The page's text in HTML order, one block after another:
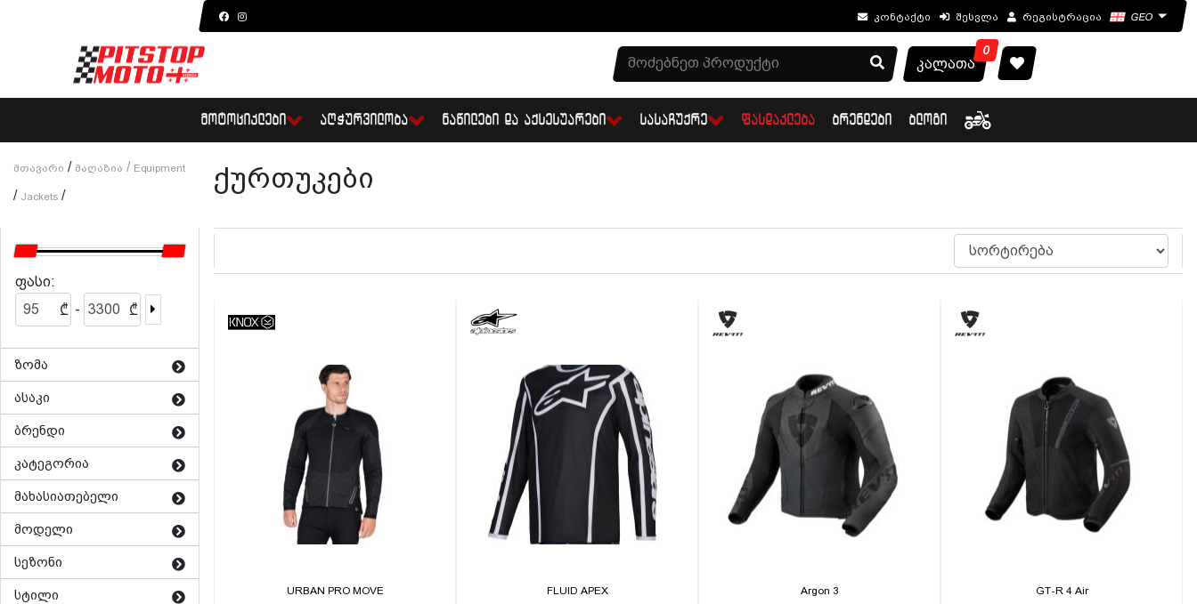
კონტაქტი შესვლა რეგისტრაცია GEO
0
კალათა
ᲛᲝᲢᲝᲪᲘᲙᲚᲔᲑᲘ ᲐᲦᲭᲣᲠᲕᲘᲚᲝᲑᲐ ᲜᲐᲬᲘᲚᲔᲑᲘ ᲓᲐ ᲐᲥᲡᲔᲡᲣᲐᲠᲔᲑᲘ ᲡᲐᲡᲐᲩᲣᲥᲠᲔ ᲤᲐᲡᲓᲐᲙᲚᲔᲑᲐ ᲑᲠᲔᲜᲓᲔᲑᲘ ᲑᲚᲝᲒᲘ
Მთავარი / Მაღაზია / Equipment
/ Jackets /
ქურთუკები
ფასი:
₾ - ₾
ზომა
ასაკი
ბრენდი
კატეგორია
მახასიათებელი
მოდელი
სეზონი
სტილი URBAN PRO MOVE FLUID APEX Argon 3 GT-R 4 Air